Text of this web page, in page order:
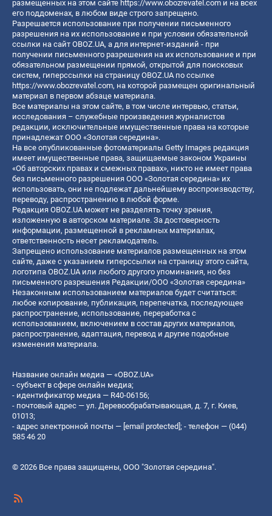
размещенных на этом сайте https://www.obozrevatel.com и на всех
его поддоменах, в любом виде строго запрещено.
Разрешается использование при получении письменного
разрешения на их использование и при условии обязательной
ссылки на сайт OBOZ.UA, а для интернет-изданий - при
получении письменного разрешения на их использование и при
обязательном размещении прямой, открытой для поисковых
систем, гиперссылки на страницу OBOZ.UA по ссылке
https://www.obozrevatel.com, на которой размещен оригинальный
материал в первом абзаце материала.
Все материалы на этом сайте, в том числе интервью, статьи,
исследования – служебные произведения журналистов
редакции, исключительные имущественные права на которые
принадлежат ООО «Золотая середина».
На все опубликованные фотоматериалы Getty Images редакция
имеет имущественные права, защищаемые законом Украины
«Об авторских правах и смежных правах», никто не имеет права
без письменного разрешения ООО «Золотая середина» их
использовать, они не подлежат дальнейшему воспроизводству,
переводу, распространению в любой форме.
Редакция OBOZ.UA может не разделять точку зрения,
изложенную в авторском материале. За достоверность
информации, размещенной в рекламных материалах,
ответственность несет рекламодатель.
Запрещено использование материалов размещенных на этом
сайте, даже с указанием гиперссылки на страницу этого сайта,
логотипа OBOZ.UA или любого другого упоминания, но без
письменного разрешения Редакции/ООО «Золотая середина»
Незаконным использованием материалов будет считаться:
любое копирование, публикация, перепечатка, последующее
распространение, использование, переработка с
использованием, включением в состав других материалов,
распространение, адаптация, перевод и другие подобные
изменения материала.
Название онлайн медиа — «OBOZ.UA»
- субъект в сфере онлайн медиа;
- идентификатор медиа — R40-06156;
- почтовый адрес — ул. Деревообрабатывающая, д. 7, г. Киев,
01013;
- адрес электронной почты — [email protected]; - телефон — (044)
585 46 20
© 2026 Все права защищены, ООО "Золотая середина".